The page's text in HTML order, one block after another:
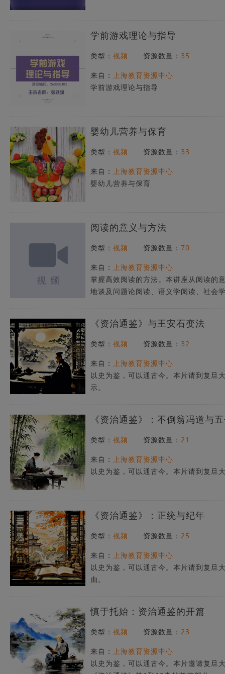
学前游戏理论与指导
类型： 视频 资源数量： 35
来自： 上海教育资源中心
学前游戏理论与指导
婴幼儿营养与保育
类型： 视频 资源数量： 33
来自： 上海教育资源中心
婴幼儿营养与保育
阅读的意义与方法
类型： 视频 资源数量： 70
来自： 上海教育资源中心
掌握高效阅读的方法。本讲座从阅读的
地谈及问题论阅读、语义学阅读、社会
《资治通鉴》与王安石变法
类型： 视频 资源数量： 32
来自： 上海教育资源中心
以史为鉴，可以通古今。本片请到复旦
示。
《资治通鉴》：不倒翁冯道与
类型： 视频 资源数量： 21
来自： 上海教育资源中心
以史为鉴，可以通古今。本片请到复旦
《资治通鉴》：正统与纪年
类型： 视频 资源数量： 25
来自： 上海教育资源中心
以史为鉴，可以通古今。本片请到复旦
由。
慎于托始：资治通鉴的开篇
类型： 视频 资源数量： 23
来自： 上海教育资源中心
以史为鉴，可以通古今。本片邀请复旦